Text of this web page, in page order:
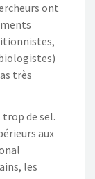
ont
très
de sel.
aux
les